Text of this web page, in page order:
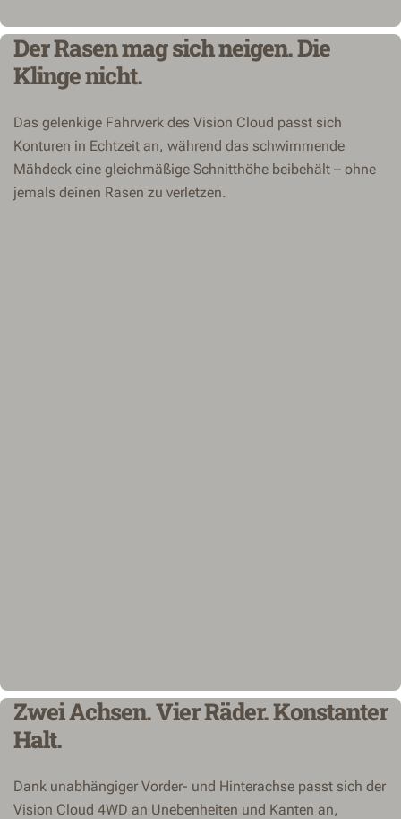
Der Rasen mag sich neigen. Die
Klinge nicht.
Das gelenkige Fahrwerk des Vision Cloud passt sich
Konturen in Echtzeit an, während das schwimmende
Mähdeck eine gleichmäßige Schnitthöhe beibehält – ohne
jemals deinen Rasen zu verletzen.
Zwei Achsen. Vier Räder. Konstanter
Halt.
Dank unabhängiger Vorder- und Hinterachse passt sich der
Vision Cloud 4WD an Unebenheiten und Kanten an,